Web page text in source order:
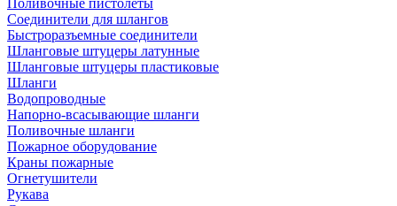
Соединители для шлангов
Быстроразъемные соединители
Шланговые штуцеры латунные
Шланговые штуцеры пластиковые
Шланги
Водопроводные
Напорно-всасывающие шланги
Поливочные шланги
Пожарное оборудование
Краны пожарные
Огнетушители
Рукава